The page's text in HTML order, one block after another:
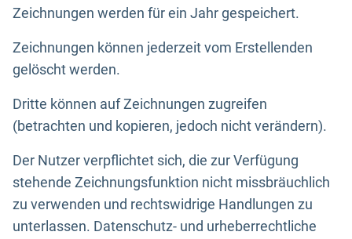
Zeichnungen werden für ein Jahr gespeichert.
Zeichnungen können jederzeit vom Erstellenden
gelöscht werden.
Dritte können auf Zeichnungen zugreifen
(betrachten und kopieren, jedoch nicht verändern).
Der Nutzer verpflichtet sich, die zur Verfügung
stehende Zeichnungsfunktion nicht missbräuchlich
zu verwenden und rechtswidrige Handlungen zu
unterlassen. Datenschutz- und urheberrechtliche